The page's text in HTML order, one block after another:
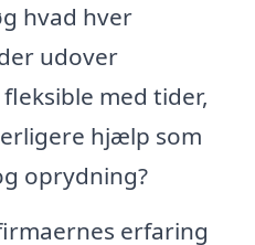
hvad hver
udover
med tider,
hjælp som
oprydning?
erfaring